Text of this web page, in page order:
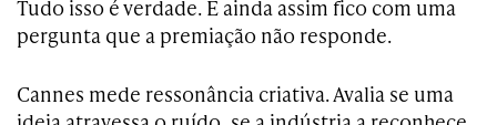
Tudo isso é verdade. E ainda assim fico com uma
pergunta que a premiação não responde.
Cannes mede ressonância criativa. Avalia se uma